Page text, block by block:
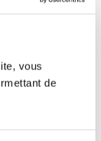
vous
de